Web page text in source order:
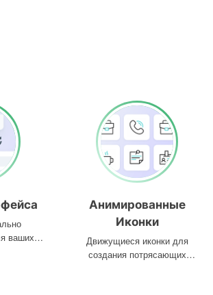
ваших
Анимированные
Иконки
Движущиеся иконки для
создания потрясающих